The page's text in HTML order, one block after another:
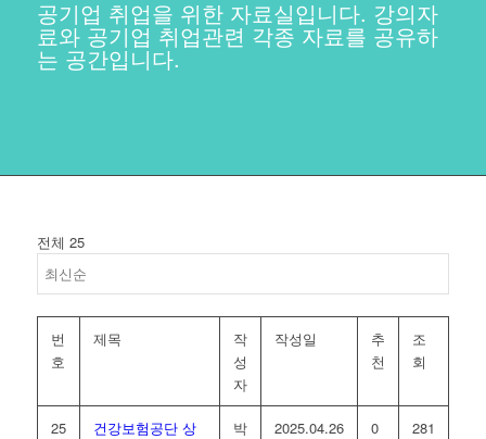
공기업 취업을 위한 자료실입니다. 강의자
료와 공기업 취업관련 각종 자료를 공유하
는 공간입니다.
전체 25
번
호
제목
작
성
자
작성일
추
천
조
회
25
건강보험공단 상
박
2025.04.26 0 281